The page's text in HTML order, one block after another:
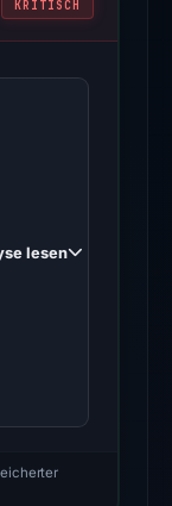
KRITISCH
lesen